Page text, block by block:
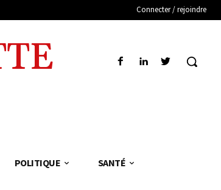
Connecter / rejoindre
POLITIQUE SANTÉ